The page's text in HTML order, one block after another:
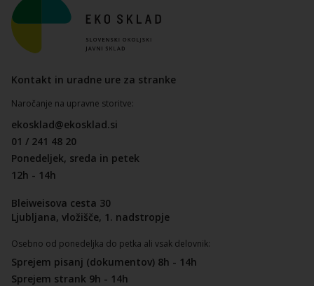
Kontakt in uradne ure za stranke
Naročanje na upravne storitve:
ekosklad@ekosklad.si
01 / 241 48 20
Ponedeljek, sreda in petek
12h - 14h
Bleiweisova cesta 30
Ljubljana, vložišče, 1. nadstropje
Osebno od ponedeljka do petka ali vsak delovnik:
Sprejem pisanj (dokumentov) 8h - 14h
Sprejem strank 9h - 14h